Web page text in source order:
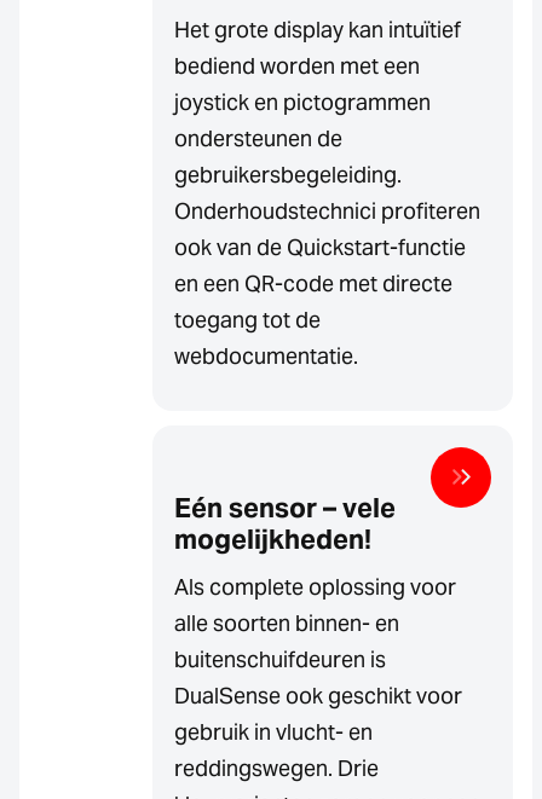
Het grote display kan intuïtief
bediend worden met een
joystick en pictogrammen
ondersteunen de
gebruikersbegeleiding.
Onderhoudstechnici profiteren
ook van de Quickstart-functie
en een QR-code met directe
toegang tot de
webdocumentatie.
Eén sensor – vele
mogelijkheden!
Als complete oplossing voor
alle soorten binnen- en
buitenschuifdeuren is
DualSense ook geschikt voor
gebruik in vlucht- en
reddingswegen. Drie